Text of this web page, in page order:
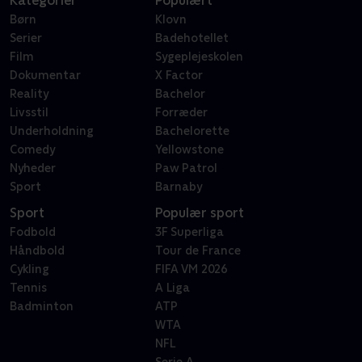
Børn
Serier
Film
Dokumentar
Reality
Livsstil
Underholdning
Comedy
Nyheder
Sport
Klovn
Badehotellet
Sygeplejeskolen
X Factor
Bachelor
Forræder
Bachelorette
Yellowstone
Paw Patrol
Barnaby
Sport
Fodbold
Håndbold
Cykling
Tennis
Badminton
Populær sport
3F Superliga
Tour de France
FIFA VM 2026
A Liga
ATP
WTA
NFL